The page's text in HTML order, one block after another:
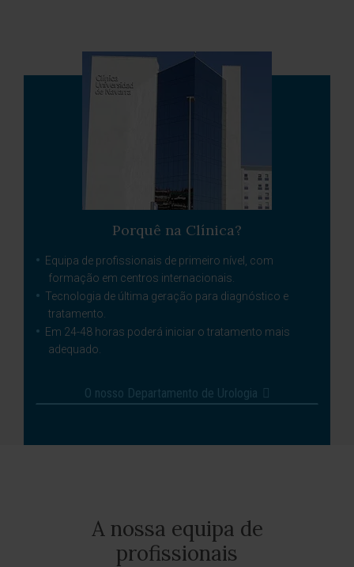
Porquê na Clínica?
Equipa de profissionais de primeiro nível, com
formação em centros internacionais.
Tecnologia de última geração para diagnóstico e
tratamento.
Em 24-48 horas poderá iniciar o tratamento mais
adequado.
O nosso Departamento de Urologia
A nossa equipa de
profissionais